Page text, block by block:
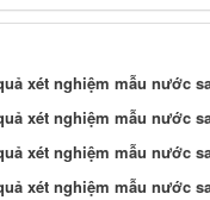
xét nghiệm mẫu nước
xét nghiệm mẫu nước
xét nghiệm mẫu nước
xét nghiệm mẫu nước